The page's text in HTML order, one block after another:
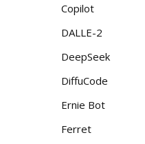
Copilot
DALLE-2
DeepSeek
DiffuCode
Ernie Bot
Ferret